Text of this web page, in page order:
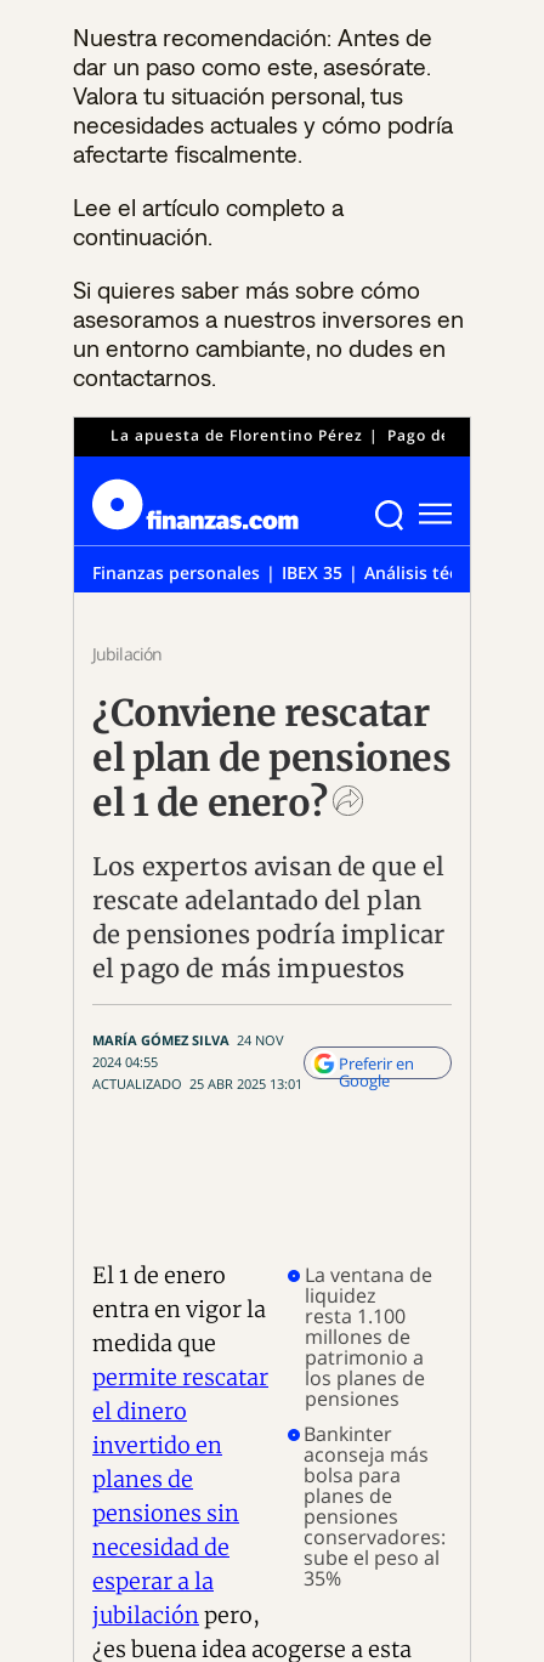
Nuestra recomendación: Antes de
dar un paso como este, asesórate.
Valora tu situación personal, tus
necesidades actuales y cómo podría
afectarte fiscalmente.
Lee el artículo completo a
continuación.
Si quieres saber más sobre cómo
asesoramos a nuestros inversores en
un entorno cambiante, no dudes en
contactarnos.